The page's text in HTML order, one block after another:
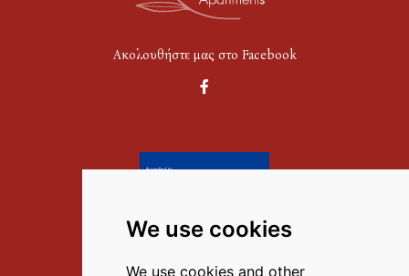
We use cookies
We use cookies and other
Ακολουθήστε μας στο Facebook